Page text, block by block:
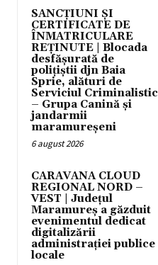
SANCȚIUNI ȘI
CERTIFICATE DE
ÎNMATRICULARE
REȚINUTE | Blocada
desfășurată de
polițiștii djn Baia
Sprie, alături de
Serviciul Criminalistic
– Grupa Canină și
jandarmii
maramureșeni
6 august 2026
CARAVANA CLOUD
REGIONAL NORD –
VEST | Județul
Maramureș a găzduit
evenimentul dedicat
digitalizării
administrației publice
locale